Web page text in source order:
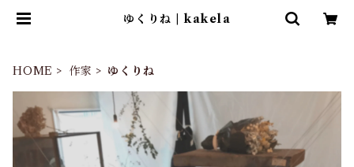
ゆくりね | kakela
HOME 作家 ゆくりね